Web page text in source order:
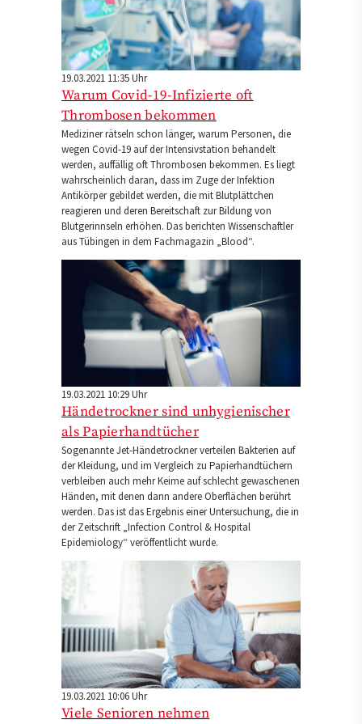
19.03.2021 11:35 Uhr
Warum Covid-19-Infizierte oft
Thrombosen bekommen
Mediziner rätseln schon länger, warum Personen, die
wegen Covid-19 auf der Intensivstation behandelt
werden, auffällig oft Thrombosen bekommen. Es liegt
wahrscheinlich daran, dass im Zuge der Infektion
Antikörper gebildet werden, die mit Blutplättchen
reagieren und deren Bereitschaft zur Bildung von
Blutgerinnseln erhöhen. Das berichten Wissenschaftler
aus Tübingen in dem Fachmagazin „Blood“.
19.03.2021 10:29 Uhr
Händetrockner sind unhygienischer
als Papierhandtücher
Sogenannte Jet-Händetrockner verteilen Bakterien auf
der Kleidung, und im Vergleich zu Papierhandtüchern
verbleiben auch mehr Keime auf schlecht gewaschenen
Händen, mit denen dann andere Oberflächen berührt
werden. Das ist das Ergebnis einer Untersuchung, die in
der Zeitschrift „Infection Control & Hospital
Epidemiology“ veröffentlicht wurde.
19.03.2021 10:06 Uhr
Viele Senioren nehmen